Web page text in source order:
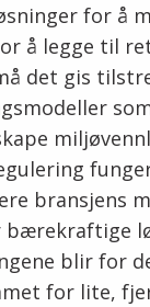
for å
å legge til
det gis
bransjens
bærekraftige
blir for
for lite,